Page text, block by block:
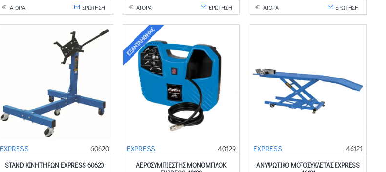
ΑΓΟΡΑ ΕΡΩΤΗΣΗ ΑΓΟΡΑ ΕΡΩΤΗΣΗ ΑΓΟΡΑ ΕΡΩΤΗΣΗ
EXPRESS 60620
STAND ΚΙΝΗΤΉΡΩΝ EXPRESS 60620
ΕΞΑΝΤΛΉΘΗΚΕ
EXPRESS 40129
ΑΕΡΟΣΥΜΠΙΕΣΤΉΣ ΜΟΝΟΜΠΛΌΚ
EXPRESS 46121
ΑΝΥΨΩΤΙΚΌ ΜΟΤΟΣΥΚΛΈΤΑΣ EXPRESS